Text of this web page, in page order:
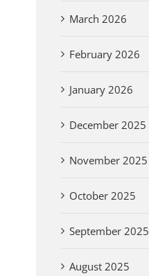
March 2026
February 2026
January 2026
December 2025
November 2025
October 2025
September 2025
August 2025